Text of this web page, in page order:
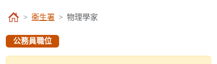
衞生署 物理學家
公務員職位